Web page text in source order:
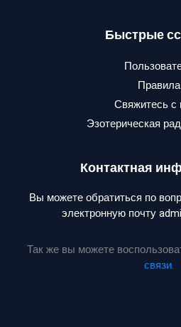
Быстрые
Правила
Свяжитесь с
Эзотерическая
Контактная
Вы можете обратиться по
электронную почту
Так же вы можете
связи.